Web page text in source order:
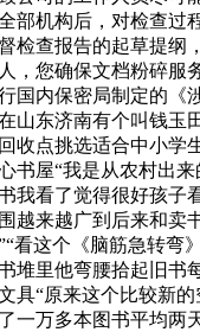
部机构后，对检查过
检查报告的起草提纲
，您确保文档粉碎服
国内保密局制定的《
山东济南有个叫钱玉
收点挑选适合中小学
书屋“我是从农村出
我看了觉得很好孩子
越来越广到后来和卖
看这个《脑筋急转弯
堆里他弯腰拾起旧书
具“原来这个比较新
一万多本图书平均两